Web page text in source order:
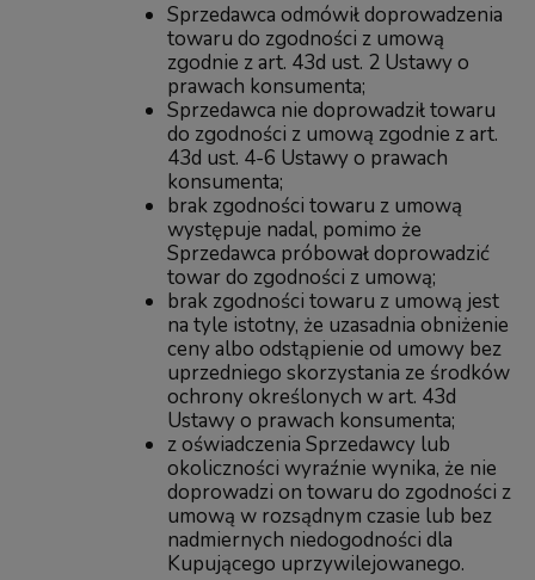
Sprzedawca odmówił doprowadzenia
towaru do zgodności z umową
zgodnie z art. 43d ust. 2 Ustawy o
prawach konsumenta;
Sprzedawca nie doprowadził towaru
do zgodności z umową zgodnie z art.
43d ust. 4-6 Ustawy o prawach
konsumenta;
brak zgodności towaru z umową
występuje nadal, pomimo że
Sprzedawca próbował doprowadzić
towar do zgodności z umową;
brak zgodności towaru z umową jest
na tyle istotny, że uzasadnia obniżenie
ceny albo odstąpienie od umowy bez
uprzedniego skorzystania ze środków
ochrony określonych w art. 43d
Ustawy o prawach konsumenta;
z oświadczenia Sprzedawcy lub
okoliczności wyraźnie wynika, że nie
doprowadzi on towaru do zgodności z
umową w rozsądnym czasie lub bez
nadmiernych niedogodności dla
Kupującego uprzywilejowanego.